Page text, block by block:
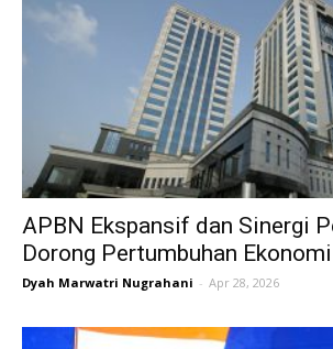
APBN Ekspansif dan Sinergi
Dorong Pertumbuhan Ekonomi
Dyah Marwatri Nugrahani - Apr 28, 2026